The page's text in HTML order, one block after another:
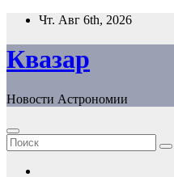
Перейти
содержанию
Чт. Авг 6th, 2026
Квазар
Новости Астрономии